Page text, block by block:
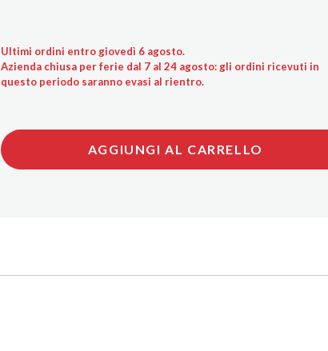
Ultimi ordini entro giovedì 6 agosto.
Azienda chiusa per ferie dal 7 al 24 agosto: gli ordini ricevuti in
questo periodo saranno evasi al rientro.
AGGIUNGI AL CARRELLO